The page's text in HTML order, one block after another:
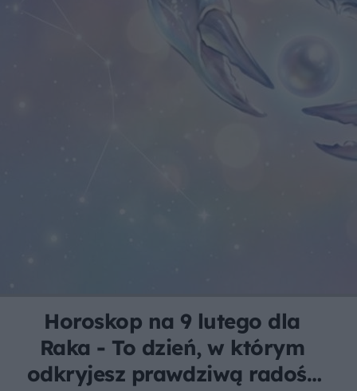
Horoskop na 9 lutego dla
Raka - To dzień, w którym
odkryjesz prawdziwą radość